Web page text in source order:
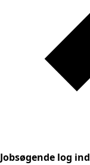
Jobsøgende log ind